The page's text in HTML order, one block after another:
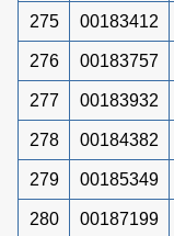
275 00183412
276 00183757
277 00183932
278 00184382
279 00185349
280 00187199